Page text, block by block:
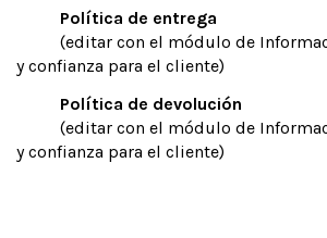
Política de entrega
(editar con el módulo de
y confianza para el cliente)
Política de devolución
(editar con el módulo de
y confianza para el cliente)